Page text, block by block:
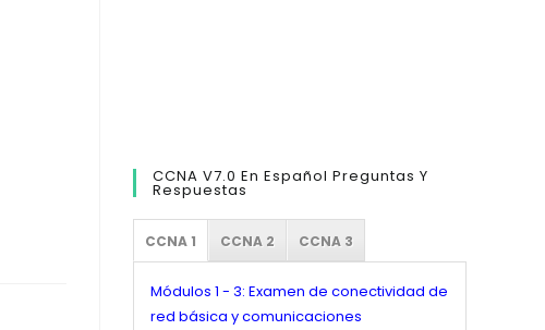
CCNA V7.0 En Español Preguntas Y
Respuestas
CCNA 1 CCNA 2 CCNA 3
Módulos 1 - 3: Examen de conectividad de
red básica y comunicaciones